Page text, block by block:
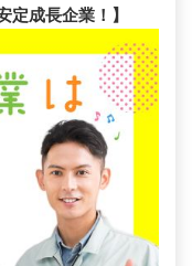
定成長企業！】